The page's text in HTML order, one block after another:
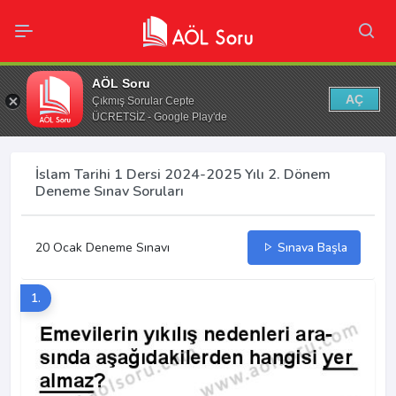
AÖL Soru
Çıkmış Sorular Cepte
ÜCRETSİZ - Google Play'de
AÇ
İslam Tarihi 1 Dersi 2024-2025 Yılı 2. Dönem
Deneme Sınav Soruları
20 Ocak Deneme Sınavı Sınava Başla
1.